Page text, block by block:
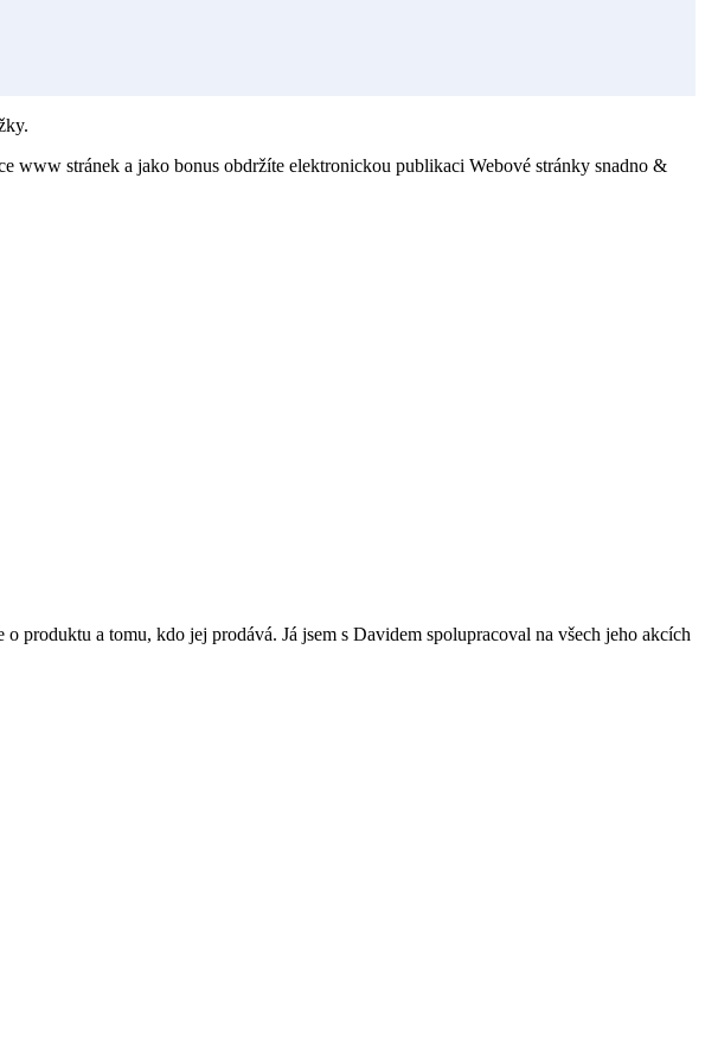
www stránek a jako bonus obdržíte elektronickou publikaci Webové stránky snadno &
produktu a tomu, kdo jej prodává. Já jsem s Davidem spolupracoval na všech jeho akcích